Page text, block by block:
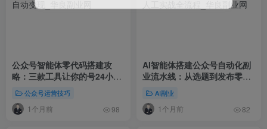
公众号智能体零代码搭建攻
略：三款工具让你的号24小时
公众号运营技巧
1个月前 98
AI智能体搭建公众号自动化副
业流水线：从选题到发布零人
AI副业
1个月前 82